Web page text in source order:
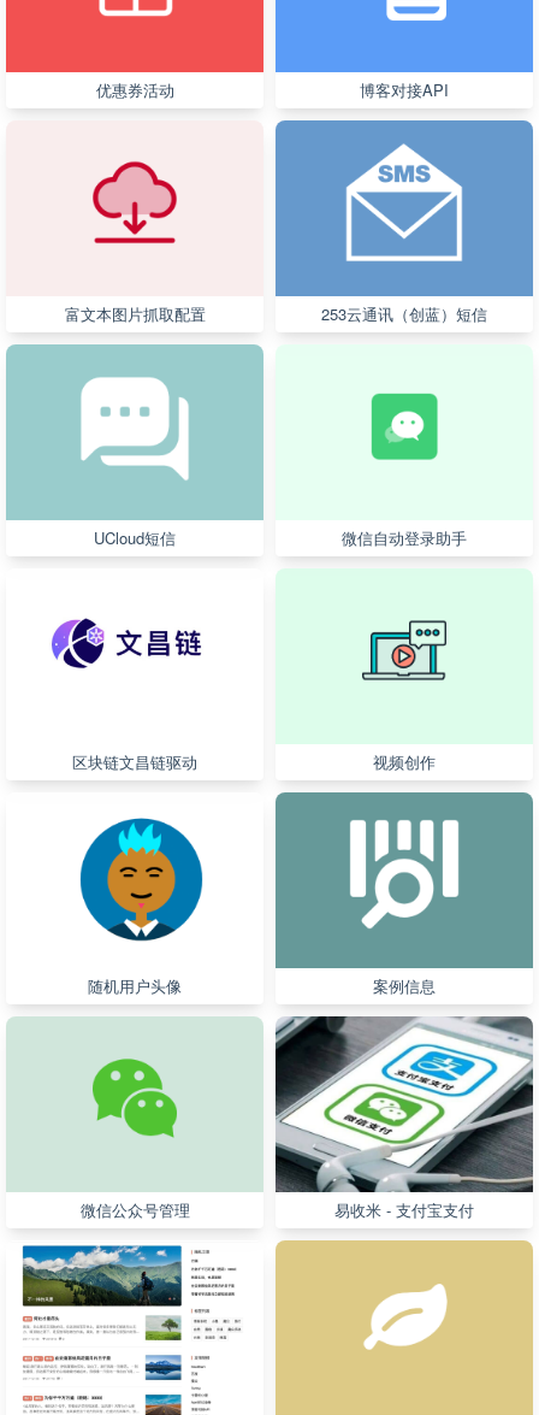
优惠券活动 博客对接API
富文本图片抓取配置 253云通讯（创蓝）短信
UCloud短信 微信自动登录助手
区块链文昌链驱动 视频创作
随机用户头像 案例信息
微信公众号管理 易收米 - 支付宝支付